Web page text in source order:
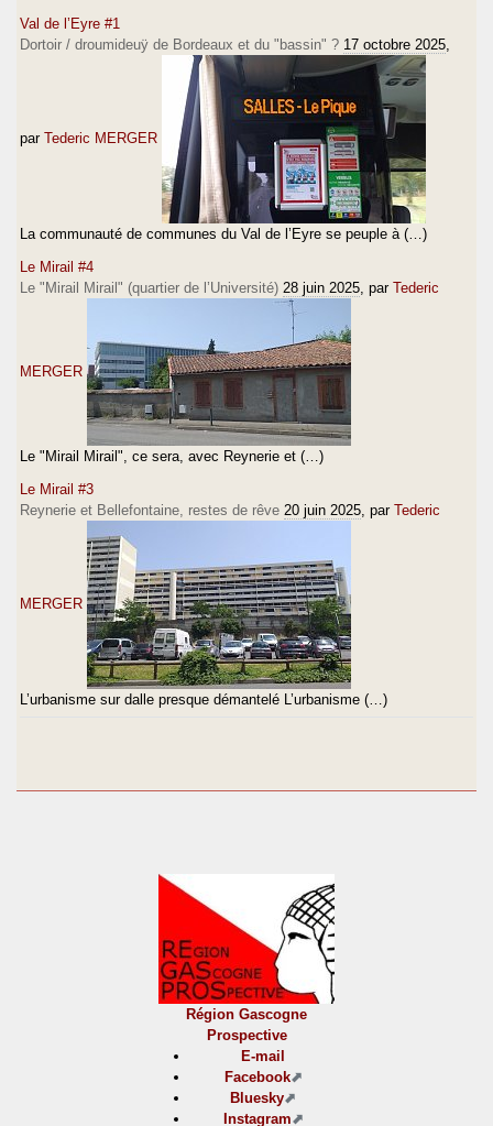
Val de l’Eyre #1
Dortoir / droumideuÿ de Bordeaux et du "bassin" ? 17 octobre 2025
par Tederic MERGER
La communauté de communes du Val de l’Eyre se peuple à (…)
Le Mirail #4
Le "Mirail Mirail" (quartier de l’Université) 28 juin 2025 , par Tederic
MERGER
Le "Mirail Mirail", ce sera, avec Reynerie et (…)
Le Mirail #3
Reynerie et Bellefontaine, restes de rêve 20 juin 2025 , par Tederic
MERGER
L’urbanisme sur dalle presque démantelé L’urbanisme (…)
Région Gascogne
Prospective
E-mail
Facebook
Bluesky
Instagram